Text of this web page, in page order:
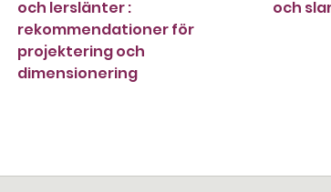
och lerslänter :
rekommendationer för
projektering och
dimensionering
och